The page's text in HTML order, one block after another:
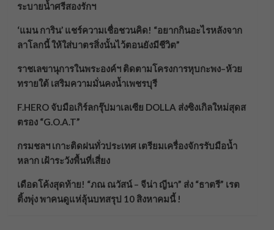
ระบายน้ำศรีสองรักฯ
‘แมน การิน’ แชร์ความเชื่อชวนคิด! “อยากกินอะไรหลังจาก
ลาโลกนี้ ให้ใส่บาตรสิ่งนั้นไว้ตอนยังมีชีวิต”
ราชเลขานุการในพระองค์ฯ ติดตามโครงการหุบกะพง–ห้วย
ทรายใต้ เสริมความมั่นคงน้ำเพชรบุรี
F.HERO จับมือเกิร์ลกรุ๊ปมาเลเซีย DOLLA ส่งซิงเกิลใหม่สุดส
ตรอง “G.O.A.T”
กรมชลฯ เกาะติดฝนทั่วประเทศ เตรียมเครื่องจักรรับมือน้ำ
หลาก เฝ้าระวังพื้นที่เสี่ยง
เดือดโค้งสุดท้าย! “ภณ ณวัสน์ – จีน่า ญีนา” ส่ง “ธาตรี” เรต
ติ้งพุ่ง พาคนดูแห่ลุ้นบทสรุป 10 สิงหาคมนี้ !